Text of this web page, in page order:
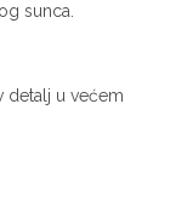
sunca.
detalj u većem